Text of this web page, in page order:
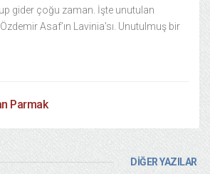
gider çoğu zaman. İşte unutulan
Asaf’ın Lavinia’sı. Unutulmuş bir
Parmak
DİĞER YAZILAR